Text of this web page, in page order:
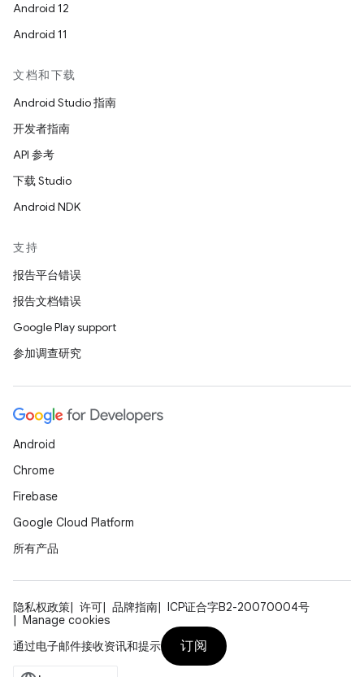
Android 12
Android 11
文档和下载
Android Studio 指南
开发者指南
API 参考
下载 Studio
Android NDK
支持
报告平台错误
报告文档错误
Google Play support
参加调查研究
Android
Chrome
Firebase
Google Cloud Platform
所有产品
隐私权政策 许可 品牌指南
ICP证合字B2-20070004号
Manage cookies
通过电子邮件接收资讯和提示
订阅